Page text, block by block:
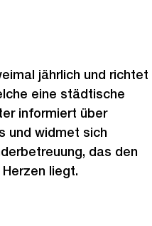
jährlich und richtet
eine städtische
informiert über
und widmet sich
das den
liegt.